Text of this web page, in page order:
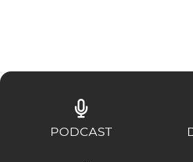
PODCAST